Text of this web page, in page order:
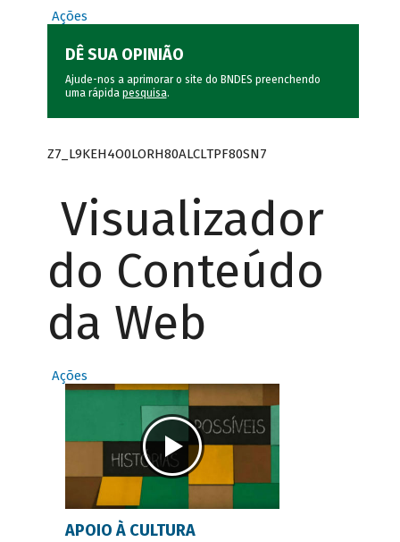
Ações
DÊ SUA OPINIÃO
Ajude-nos a aprimorar o site do BNDES preenchendo
uma rápida pesquisa.
Z7_L9KEH4O0LORH80ALCLTPF80SN7
Visualizador
do Conteúdo
da Web
Ações
APOIO À CULTURA